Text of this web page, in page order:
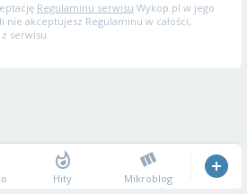
Regulaminu serwisu Wykop.pl w jego
akceptujesz Regulaminu w całości,
serwisu.
Hity Mikroblog